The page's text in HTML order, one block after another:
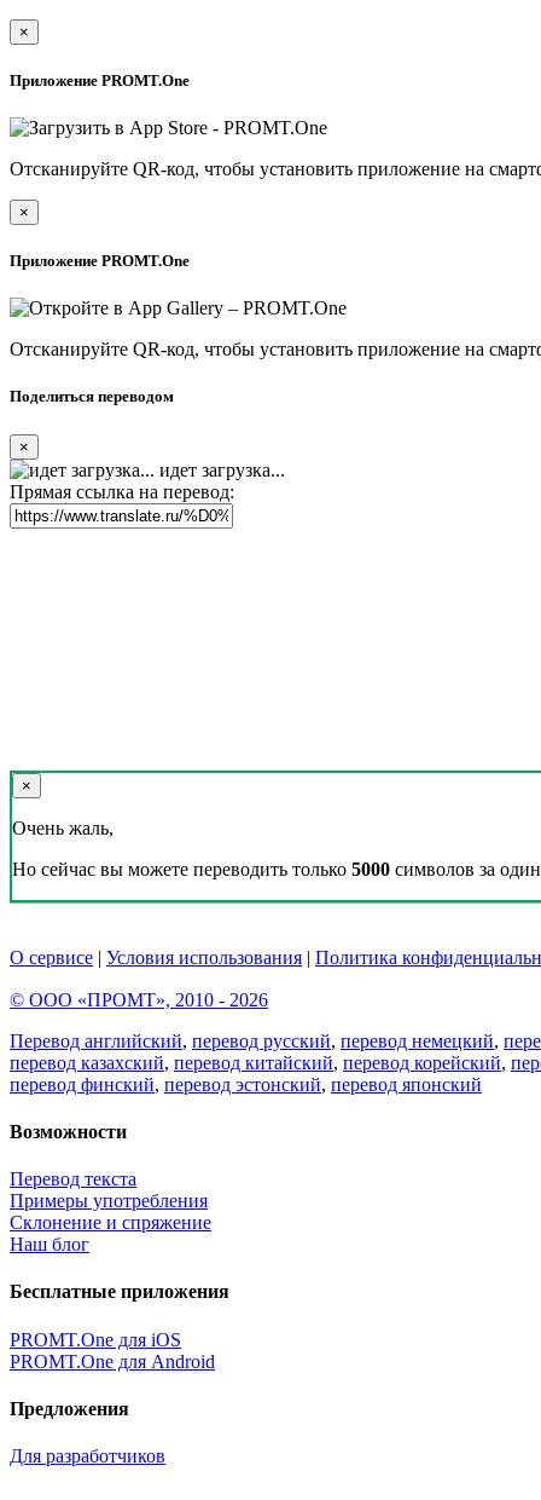
×
Приложение PROMT.One
Отсканируйте QR-код, чтобы установить приложение на
×
Приложение PROMT.One
Отсканируйте QR-код, чтобы установить приложение на
Поделиться переводом
×
идет загрузка...
Прямая ссылка на перевод:
×
Очень жаль,
Но сейчас вы можете переводить только 5000 символов за один
О сервисе | Условия использования | Политика
© ООО «ПРОМТ», 2010 - 2026
Перевод английский, перевод русский, перевод немецкий,
перевод казахский, перевод китайский, перевод корейский,
перевод финский, перевод эстонский, перевод японский
Возможности
Перевод текста
Примеры употребления
Склонение и спряжение
Наш блог
Бесплатные приложения
PROMT.One для iOS
PROMT.One для Android
Предложения
Для разработчиков